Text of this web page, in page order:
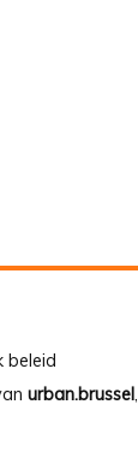
beleid
urban.brussel,